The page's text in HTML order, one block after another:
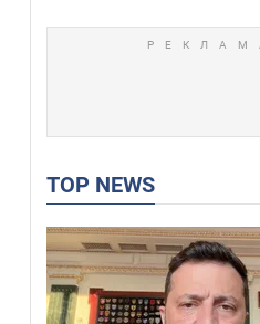
TOP NEWS